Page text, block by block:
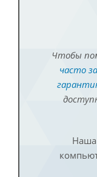
Чтобы
часто
Наша